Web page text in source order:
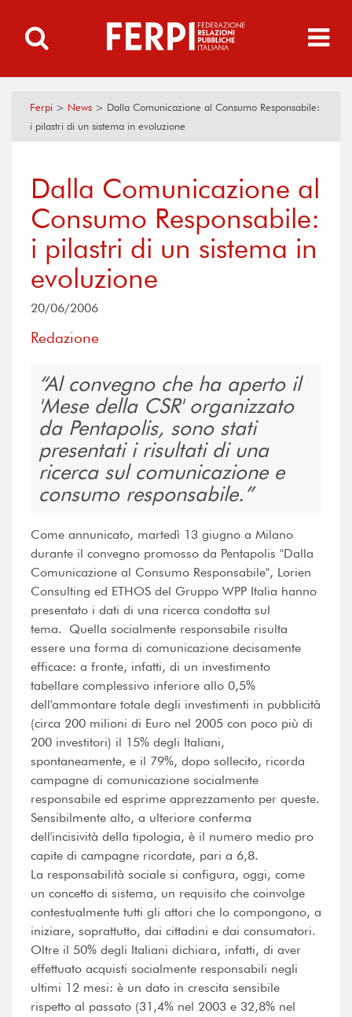
Ferpi > News > Dalla Comunicazione al Consumo Responsabile:
i pilastri di un sistema in evoluzione
Dalla Comunicazione al
Consumo Responsabile:
i pilastri di un sistema in
evoluzione
20/06/2006
Redazione
Al convegno che ha aperto il
'Mese della CSR' organizzato
da Pentapolis, sono stati
presentati i risultati di una
ricerca sul comunicazione e
consumo responsabile.
Come annunicato, martedì 13 giugno a Milano
durante il convegno promosso da Pentapolis "Dalla
Comunicazione al Consumo Responsabile", Lorien
Consulting ed ETHOS del Gruppo WPP Italia hanno
presentato i dati di una ricerca condotta sul
tema. Quella socialmente responsabile risulta
essere una forma di comunicazione decisamente
efficace: a fronte, infatti, di un investimento
tabellare complessivo inferiore allo 0,5%
dell'ammontare totale degli investimenti in pubblicità
(circa 200 milioni di Euro nel 2005 con poco più di
200 investitori) il 15% degli Italiani,
spontaneamente, e il 79%, dopo sollecito, ricorda
campagne di comunicazione socialmente
responsabile ed esprime apprezzamento per queste.
Sensibilmente alto, a ulteriore conferma
dell'incisività della tipologia, è il numero medio pro
capite di campagne ricordate, pari a 6,8.
La responsabilità sociale si configura, oggi, come
un concetto di sistema, un requisito che coinvolge
contestualmente tutti gli attori che lo compongono, a
iniziare, soprattutto, dai cittadini e dai consumatori.
Oltre il 50% degli Italiani dichiara, infatti, di aver
effettuato acquisti socialmente responsabili negli
ultimi 12 mesi: è un dato in crescita sensibile
rispetto al passato (31,4% nel 2003 e 32,8% nel